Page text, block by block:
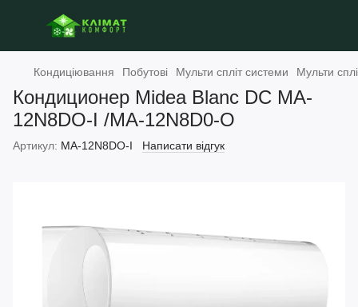
Кондиціювання Побутові Мульти спліт системи Мульти
Кондиционер Midea Blanc DС MA-
12N8DO-I /MA-12N8D0-O
Артикул: MA-12N8DO-I Написати відгук